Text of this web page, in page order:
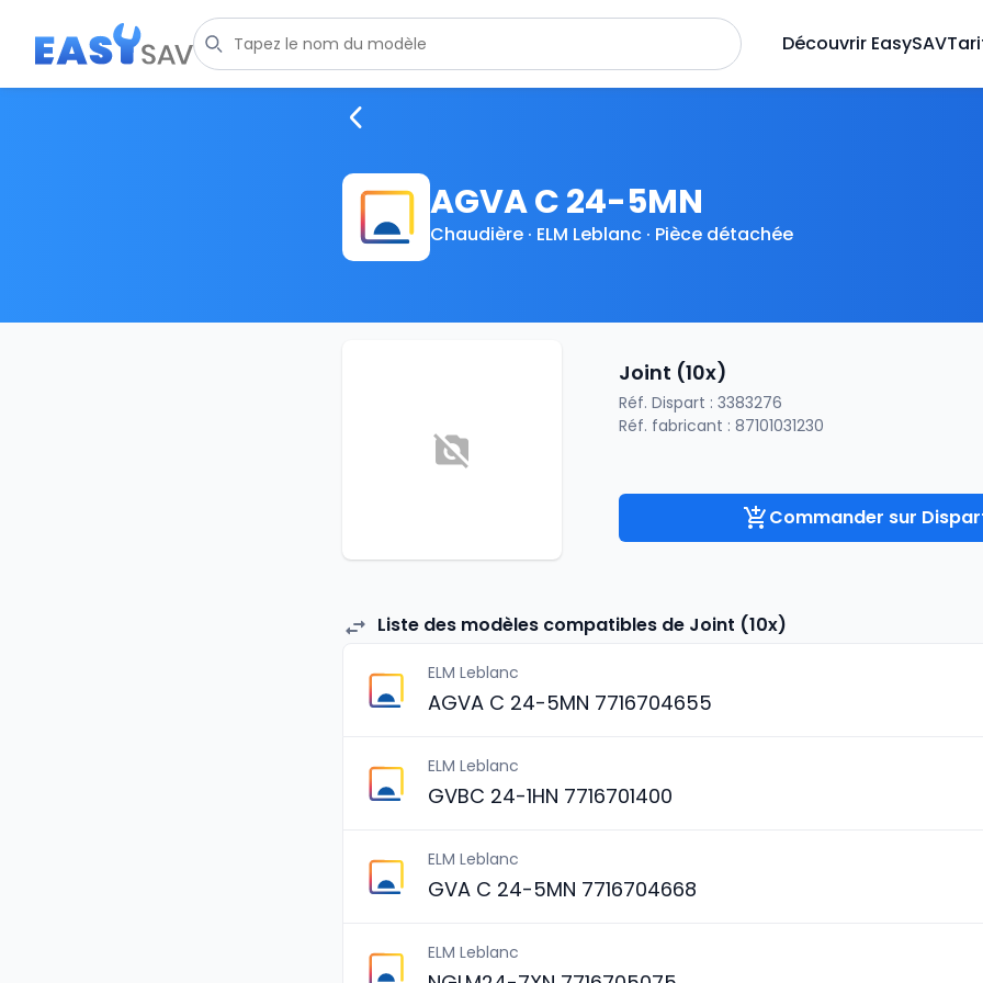
Découvrir EasySAV
AGVA C 24-5MN
Chaudière · ELM Leblanc · Pièce détachée
Joint (10x)
Réf. Dispart : 3383276
Réf. fabricant : 87101031230
Commander sur
Liste des modèles compatibles de Joint (10x)
ELM Leblanc
AGVA C 24-5MN 7716704655
ELM Leblanc
GVBC 24-1HN 7716701400
ELM Leblanc
GVA C 24-5MN 7716704668
ELM Leblanc